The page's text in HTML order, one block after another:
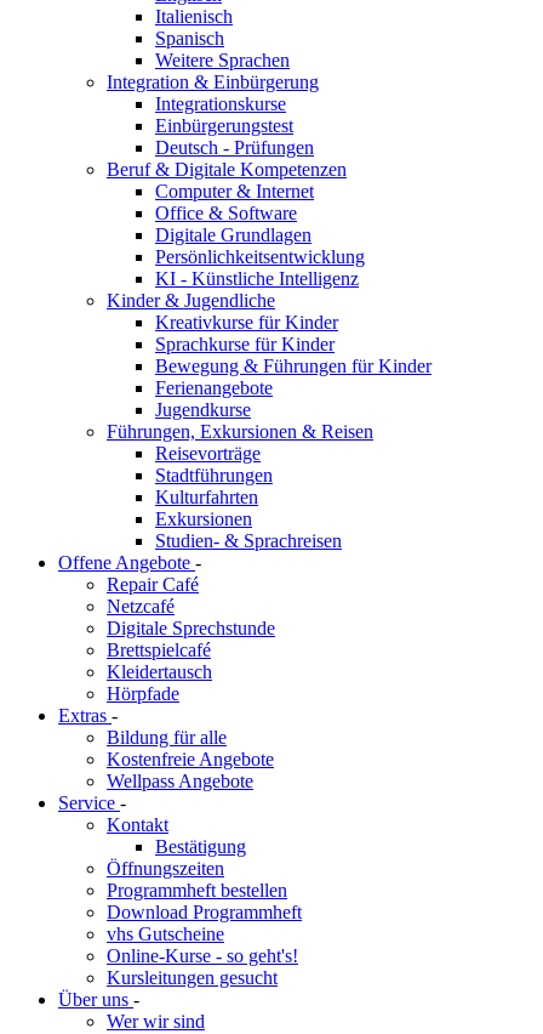
Italienisch
Spanisch
Weitere Sprachen
Integration & Einbürgerung
Integrationskurse
Einbürgerungstest
Deutsch - Prüfungen
Beruf & Digitale Kompetenzen
Computer & Internet
Office & Software
Digitale Grundlagen
Persönlichkeitsentwicklung
KI - Künstliche Intelligenz
Kinder & Jugendliche
Kreativkurse für Kinder
Sprachkurse für Kinder
Bewegung & Führungen für Kinder
Ferienangebote
Jugendkurse
Führungen, Exkursionen & Reisen
Reisevorträge
Stadtführungen
Kulturfahrten
Exkursionen
Studien- & Sprachreisen
Offene Angebote -
Repair Café
Netzcafé
Digitale Sprechstunde
Brettspielcafé
Kleidertausch
Hörpfade
Extras -
Bildung für alle
Kostenfreie Angebote
Wellpass Angebote
Service -
Kontakt
Bestätigung
Öffnungszeiten
Programmheft bestellen
Download Programmheft
vhs Gutscheine
Online-Kurse - so geht's!
Kursleitungen gesucht
Über uns -
Wer wir sind